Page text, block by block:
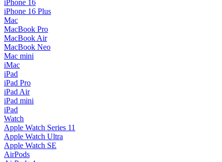
iPhone 16
iPhone 16 Plus
Mac
MacBook Pro
MacBook Air
MacBook Neo
Mac mini
iMac
iPad
iPad Pro
iPad Air
iPad mini
iPad
Watch
Apple Watch Series 11
Apple Watch Ultra
Apple Watch SE
AirPods